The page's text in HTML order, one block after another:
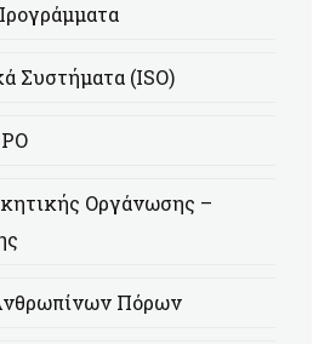
Συστήματα (ISO)
Οργάνωσης –
Πόρων